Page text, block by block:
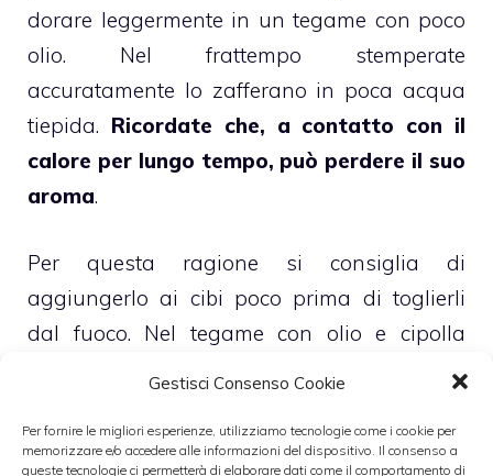
Gestisci Consenso Cookie
Per fornire le migliori esperienze, utilizziamo tecnologie come i cookie per
memorizzare e/o accedere alle informazioni del dispositivo. Il consenso a
queste tecnologie ci permetterà di elaborare dati come il comportamento di
dorare leggermente in un tegame con poco
olio. Nel frattempo stemperate
accuratamente lo zafferano in poca acqua
tiepida. Ricordate che, a contatto con il
calore per lungo tempo, può perdere il suo
aroma.
Per questa ragione si consiglia di
aggiungerlo ai cibi poco prima di toglierli
dal fuoco. Nel tegame con olio e cipolla
aggiungete un cucchiaio di passata di
Unite lo zafferano precedentemente sciolto,